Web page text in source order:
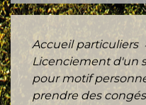
Accueil particuliers
Licenciement d'un
pour motif
prendre des